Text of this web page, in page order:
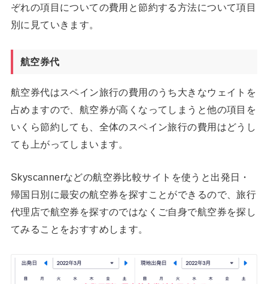
ぞれの項目についての費用と節約する方法について項目
別に見ていきます。
航空券代
航空券代はスペイン旅行の費用のうち大きなウェイトを
占めますので、航空券が高くなってしまうと他の項目を
いくら節約しても、全体のスペイン旅行の費用はどうし
ても上がってしまいます。
Skyscannerなどの航空券比較サイトを使うと出発日・
帰国日別に最安の航空券を探すことができるので、旅行
代理店で航空券を探すのではなくご自身で航空券を探し
てみることをおすすめします。